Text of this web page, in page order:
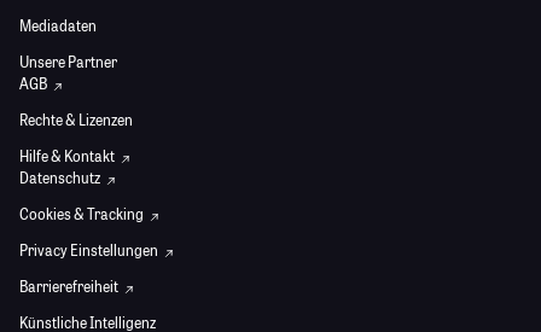
Mediadaten
Unsere Partner
AGB
Rechte & Lizenzen
Hilfe & Kontakt
Datenschutz
Cookies & Tracking
Privacy Einstellungen
Barrierefreiheit
Künstliche Intelligenz